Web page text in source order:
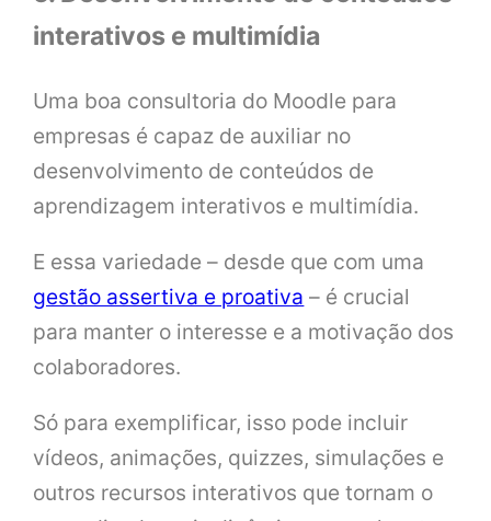
interativos e multimídia
Uma boa consultoria do Moodle para
empresas é capaz de auxiliar no
desenvolvimento de conteúdos de
aprendizagem interativos e multimídia.
E essa variedade – desde que com uma
gestão assertiva e proativa – é crucial
para manter o interesse e a motivação dos
colaboradores.
Só para exemplificar, isso pode incluir
vídeos, animações, quizzes, simulações e
outros recursos interativos que tornam o